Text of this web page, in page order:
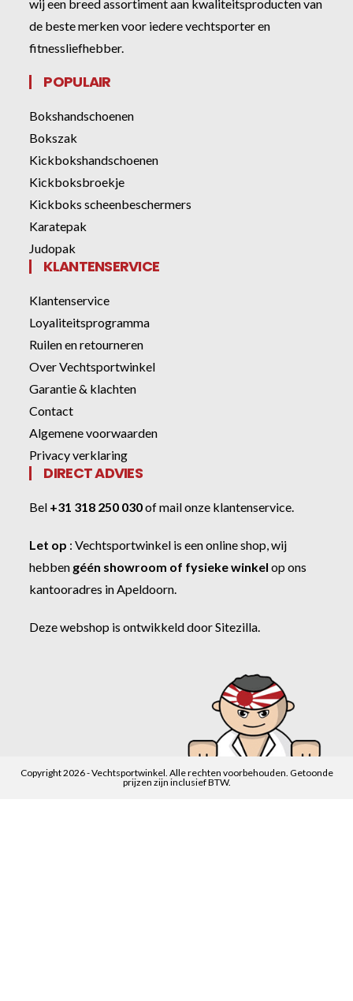
wij een breed assortiment aan kwaliteitsproducten van
de beste merken voor iedere vechtsporter en
fitnessliefhebber.
POPULAIR
Bokshandschoenen
Bokszak
Kickbokshandschoenen
Kickboksbroekje
Kickboks scheenbeschermers
Karatepak
Judopak
KLANTENSERVICE
Klantenservice
Loyaliteitsprogramma
Ruilen en retourneren
Over Vechtsportwinkel
Garantie & klachten
Contact
Algemene voorwaarden
Privacy verklaring
DIRECT ADVIES
Bel +31 318 250 030ofmail onze klantenservice.
Let op :Vechtsportwinkel is een online shop, wij
hebben géén showroom of fysieke winkel op ons
kantooradres in Apeldoorn.
Deze webshop is ontwikkeld doorSitezilla.
Copyright 2026 - Vechtsportwinkel. Alle rechten voorbehouden. Getoonde
prijzen zijn inclusief BTW.